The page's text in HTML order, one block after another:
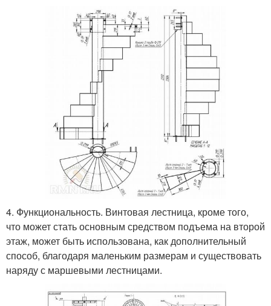
4. Функциональность. Винтовая лестница, кроме того,
что может стать основным средством подъема на второй
этаж, может быть использована, как дополнительный
способ, благодаря маленьким размерам и существовать
наряду с маршевыми лестницами.